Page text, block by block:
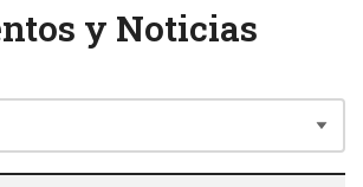
y Noticias